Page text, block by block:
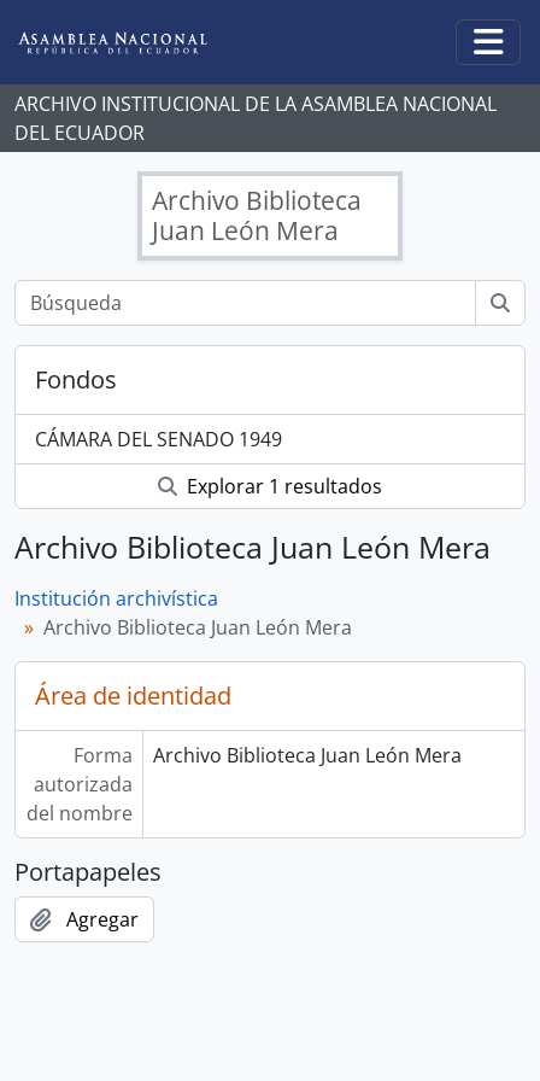
ARCHIVO INSTITUCIONAL DE LA ASAMBLEA NACIONAL
DEL ECUADOR
Archivo Biblioteca
Juan León Mera
Fondos
CÁMARA DEL SENADO 1949
Explorar 1 resultados
Archivo Biblioteca Juan León Mera
Institución archivística
Archivo Biblioteca Juan León Mera
Área de identidad
Forma
autorizada
del nombre
Archivo Biblioteca Juan León Mera
Portapapeles
Agregar